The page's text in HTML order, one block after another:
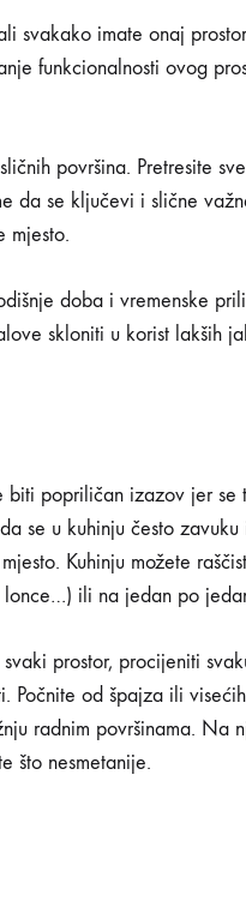
svakako imate onaj
funkcionalnosti ovog
površina. Pretresite
da se ključevi i slične
mjesto.
doba i vremenske
skloniti u korist lakših
biti popriličan izazov jer
se u kuhinju često
Kuhinju možete
ili na jedan po
prostor, procijeniti
Počnite od špajza ili
radnim površinama. Na
što nesmetanije.